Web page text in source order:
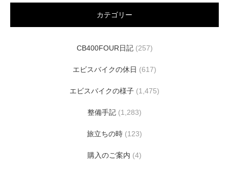
カテゴリー
CB400FOUR日記(257)
エビスバイクの休日 (617)
エビスバイクの様子 (1,475)
整備手記 (1,283)
旅立ちの時 (123)
購入のご案内 (4)